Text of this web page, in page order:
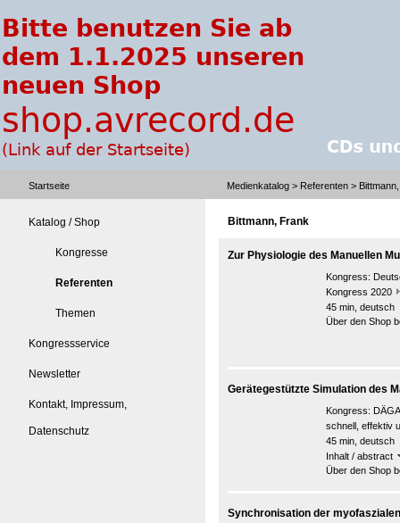
Startseite Medienkatalog > Referenten >
Katalog / Shop
Kongresse
Referenten
Themen
Kongressservice
Newsletter
Kontakt, Impressum,
Datenschutz
Bittmann, Frank
Zur Physiologie des Manuellen
Kongress:
Kongress 2020
45 min, deutsch
Über den Shop
Gerätegestützte Simulation des
Kongress:
schnell, effektiv
45 min, deutsch
Inhalt / abstract
Über den Shop
Synchronisation der